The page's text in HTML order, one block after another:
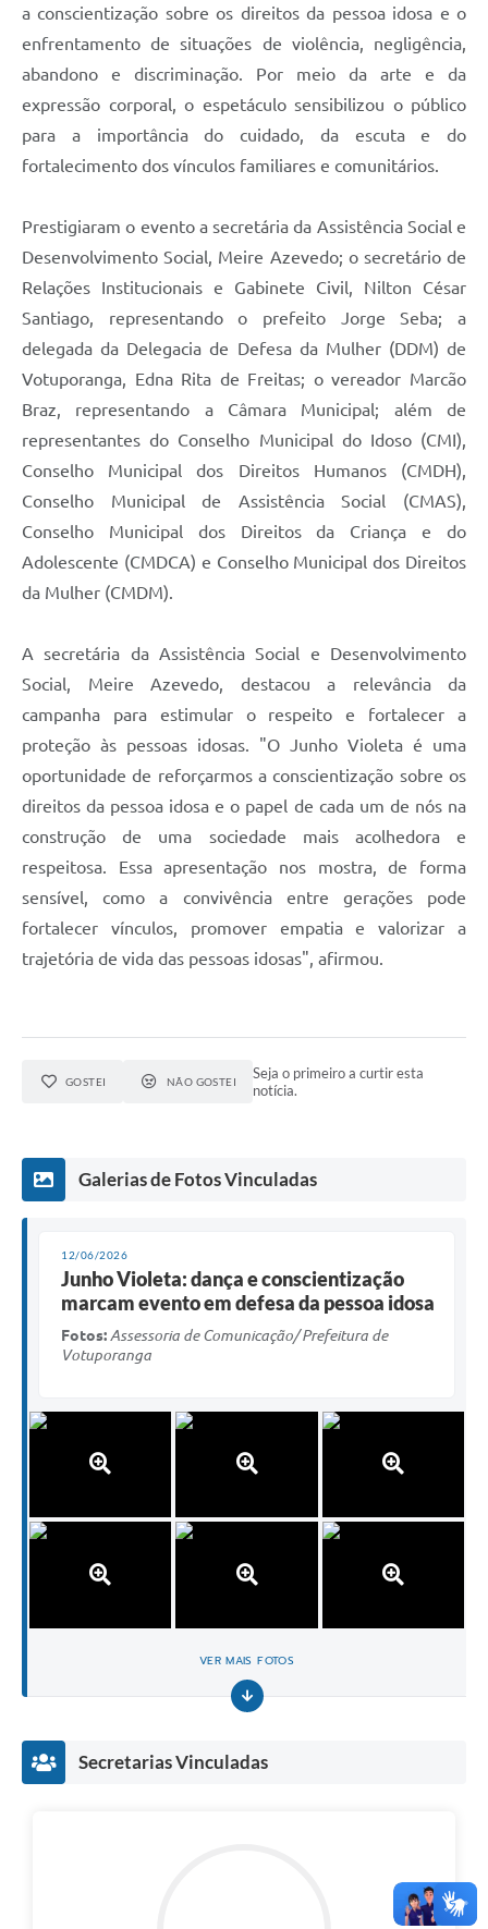
a conscientização sobre os direitos da pessoa idosa e o
enfrentamento de situações de violência, negligência,
abandono e discriminação. Por meio da arte e da
expressão corporal, o espetáculo sensibilizou o público
para a importância do cuidado, da escuta e do
fortalecimento dos vínculos familiares e comunitários.
Prestigiaram o evento a secretária da Assistência Social e
Desenvolvimento Social, Meire Azevedo; o secretário de
Relações Institucionais e Gabinete Civil, Nilton César
Santiago, representando o prefeito Jorge Seba; a
delegada da Delegacia de Defesa da Mulher (DDM) de
Votuporanga, Edna Rita de Freitas; o vereador Marcão
Braz, representando a Câmara Municipal; além de
representantes do Conselho Municipal do Idoso (CMI),
Conselho Municipal dos Direitos Humanos (CMDH),
Conselho Municipal de Assistência Social (CMAS),
Conselho Municipal dos Direitos da Criança e do
Adolescente (CMDCA) e Conselho Municipal dos Direitos
da Mulher (CMDM).
A secretária da Assistência Social e Desenvolvimento
Social, Meire Azevedo, destacou a relevância da
campanha para estimular o respeito e fortalecer a
proteção às pessoas idosas. "O Junho Violeta é uma
oportunidade de reforçarmos a conscientização sobre os
direitos da pessoa idosa e o papel de cada um de nós na
construção de uma sociedade mais acolhedora e
respeitosa. Essa apresentação nos mostra, de forma
sensível, como a convivência entre gerações pode
fortalecer vínculos, promover empatia e valorizar a
trajetória de vida das pessoas idosas", afirmou.
GOSTEI NÃO GOSTEI
Seja o primeiro a curtir esta
notícia.
Galerias de Fotos Vinculadas
12/06/2026
Junho Violeta: dança e conscientização
marcam evento em defesa da pessoa idosa
Fotos: Assessoria de Comunicação/ Prefeitura de
Votuporanga
VER MAIS FOTOS
Secretarias Vinculadas